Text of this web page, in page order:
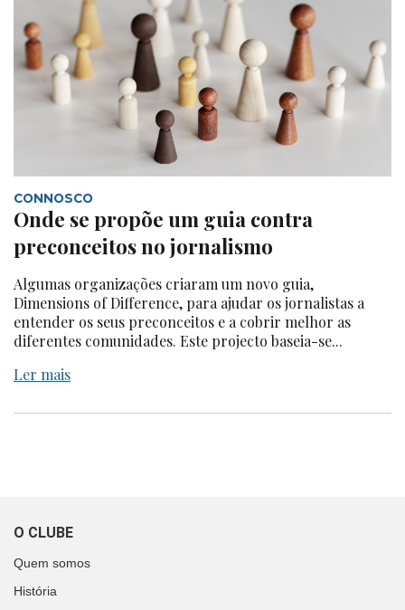
CONNOSCO
Onde se propõe um guia contra
preconceitos no jornalismo
Algumas organizações criaram um novo guia,
Dimensions of Difference, para ajudar os jornalistas a
entender os seus preconceitos e a cobrir melhor as
diferentes comunidades. Este projecto baseia-se...
Ler mais
O CLUBE
Quem somos
História